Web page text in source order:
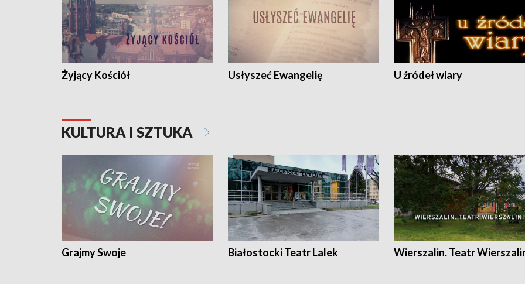
Żyjący Kościół Usłyszeć Ewangelię U źródeł wiary
KULTURA I SZTUKA
Grajmy Swoje Białostocki Teatr Lalek Wierszalin. Teatr